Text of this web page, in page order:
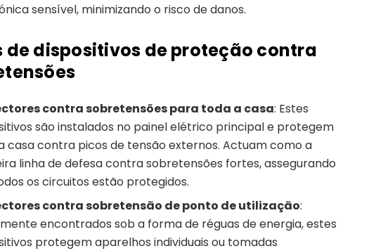
sensível, minimizando o risco de danos.
de dispositivos de proteção contra
contra sobretensões para toda a casa: Estes
são instalados no painel elétrico principal e protegem
casa contra picos de tensão externos. Actuam como a
linha de defesa contra sobretensões fortes, assegurando
os circuitos estão protegidos.
contra sobretensão de ponto de utilização:
encontrados sob a forma de réguas de energia, estes
protegem aparelhos individuais ou tomadas